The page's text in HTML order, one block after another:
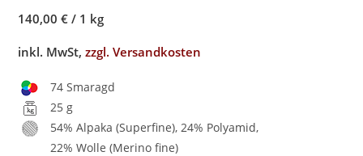
140,00 € / 1 kg
inkl. MwSt,zzgl. Versandkosten
74 Smaragd
25 g
54% Alpaka (Superfine), 24% Polyamid,
22% Wolle (Merino fine)